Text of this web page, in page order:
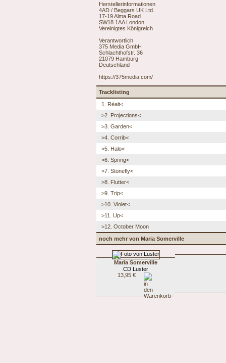
Herstellerinformationen
4AD / Beggars UK Ltd.
17-19 Alma Road
SW18 1AA London
Vereinigtes Königreich
Verantwortlich
375 Media GmbH
Schlachthofstr. 36
21079 Hamburg
Deutschland
https://375media.com/
Tracklisting
1. Réalt<
>2. Projections<
>3. Garden<
>4. Corrib<
>5. Halo<
>6. Spring<
>7. Stonefly<
>8. Flutter<
>9. Trip<
>10. Violet<
>11. Up<
>12. October Moon
noch mehr von Maria Somerville
Maria Somerville
CD Luster
13,95 €